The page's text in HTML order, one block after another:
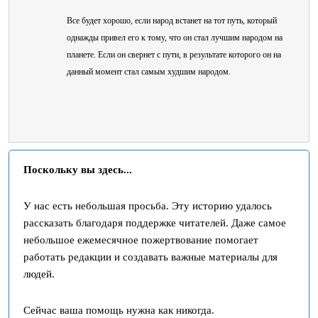
Все будет хорошо, если народ встанет на тот путь, который
однажды привел его к тому, что он стал лучшим народом на
планете. Если он свернет с пути, в результате которого он на
данный момент стал самым худшим народом.
Поскольку вы здесь...
У нас есть небольшая просьба. Эту историю удалось
рассказать благодаря поддержке читателей. Даже самое
небольшое ежемесячное пожертвование помогает
работать редакции и создавать важные материалы для
людей.
Сейчас ваша помощь нужна как никогда.